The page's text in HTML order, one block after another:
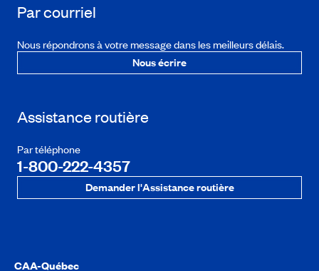
Par courriel
Nous répondrons à votre message dans les meilleurs délais.
Nous écrire
Assistance routière
Par téléphone
1-800-222-4357
Demander l'Assistance routière
CAA-Québec